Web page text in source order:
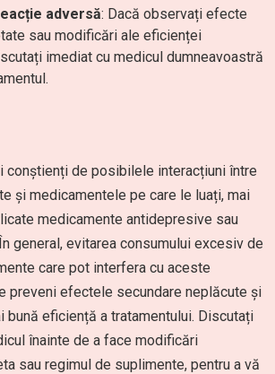
adversă: Dacă observați efecte
sau modificări ale eficienței
imediat cu medicul dumneavoastră
conștienți de posibilele interacțiuni între
și medicamentele pe care le luați, mai
medicamente antidepresive sau
general, evitarea consumului excesiv de
care pot interfera cu aceste
preveni efectele secundare neplăcute și
bună eficiență a tratamentului. Discutați
înainte de a face modificări
sau regimul de suplimente, pentru a vă